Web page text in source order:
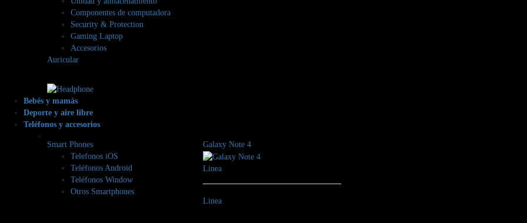
Componentes de computadora
Security & Protection
Gaming Laptop
Accesorios
Auricular
Bebés y mamás
Deporte y aire libre
Teléfonos y accesorios
Smart Phones
Telefonos iOS
Teléfonos Android
Teléfonos Window
Otros Smartphones
Galaxy Note 4
Linea
Linea